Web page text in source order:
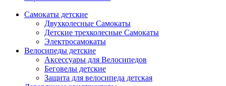
Самокаты детские
Двухколесные Cамокаты
Детские трехколесные Самокаты
Электросамокаты
Велосипеды детские
Аксессуары для Велосипедов
Беговелы детские
Защита для велосипеда детская